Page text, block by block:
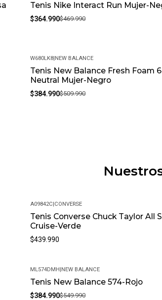
-22%
Tenis Nike Interact Run Mujer-
$364.990$469.990
-25%
W680LK8|NEW BALANCE
Tenis New Balance Fresh Foam
Neutral Mujer-Negro
$384.990$509.990
A09842C|CONVERSE
Tenis Converse Chuck Taylor All
Cruise-Verde
$439.990
-30%
ML574DMH|NEW BALANCE
Tenis New Balance 574-Rojo
$384.990$549.990